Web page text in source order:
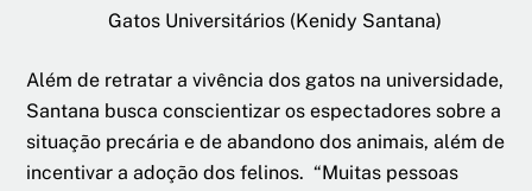
Gatos Universitários (Kenidy Santana)
Além de retratar a vivência dos gatos na universidade,
Santana busca conscientizar os espectadores sobre a
situação precária e de abandono dos animais, além de
incentivar a adoção dos felinos. “Muitas pessoas